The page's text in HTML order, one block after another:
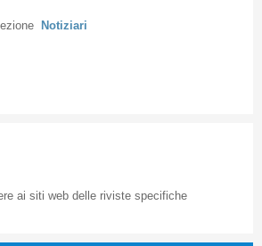
Notiziari
ai siti web delle riviste specifiche